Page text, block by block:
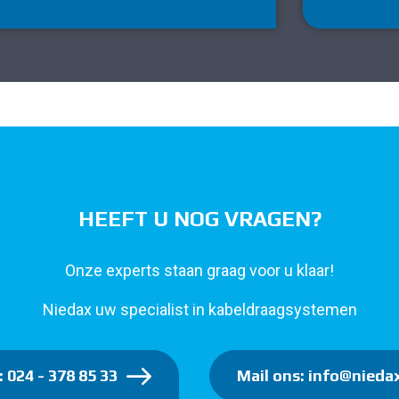
HEEFT U NOG VRAGEN?
Onze experts staan graag voor u klaar!
Niedax uw specialist in kabeldraagsystemen
024 - 378 85 33 Mail ons: